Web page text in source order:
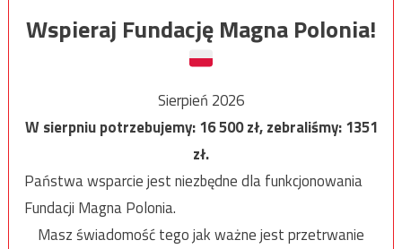
Wspieraj Fundację Magna Polonia!
Sierpień 2026
W sierpniu potrzebujemy:16 500zł, zebraliśmy:1351
zł.
Państwa wsparcie jest niezbędne dla funkcjonowania
Fundacji Magna Polonia.
Masz świadomość tego jak ważne jest przetrwanie